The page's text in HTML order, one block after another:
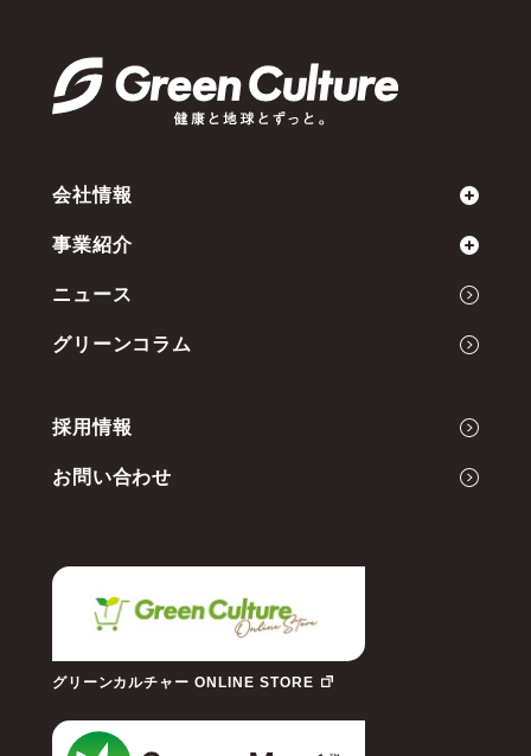
会社情報
ミッション
会社概要
代表メッセージ
事業紹介
ニュース
グリーンコラム
採用情報
お問い合わせ
グリーンカルチャー ONLINE STORE